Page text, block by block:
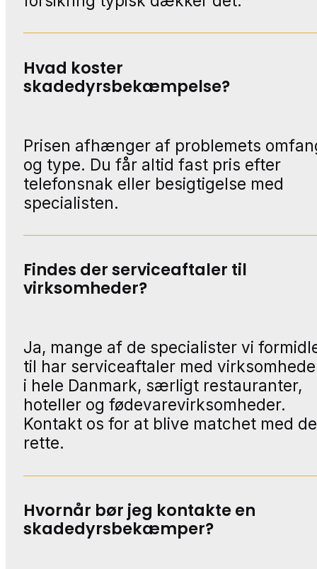
Hvad koster
skadedyrsbekæmpelse?
Prisen afhænger af problemets
og type. Du får altid fast pris efter
telefonsnak eller besigtigelse med
specialisten.
Findes der serviceaftaler til
virksomheder?
Ja, mange af de specialister vi
til har serviceaftaler med
i hele Danmark, særligt restauranter,
hoteller og fødevarevirksomheder.
Kontakt os for at blive matchet med
rette.
Hvornår bør jeg kontakte en
skadedyrsbekæmper?